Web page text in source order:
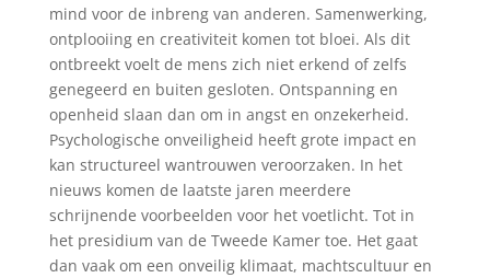
mind voor de inbreng van anderen. Samenwerking,
ontplooiing en creativiteit komen tot bloei. Als dit
ontbreekt voelt de mens zich niet erkend of zelfs
genegeerd en buiten gesloten. Ontspanning en
openheid slaan dan om in angst en onzekerheid.
Psychologische onveiligheid heeft grote impact en
kan structureel wantrouwen veroorzaken. In het
nieuws komen de laatste jaren meerdere
schrijnende voorbeelden voor het voetlicht. Tot in
het presidium van de Tweede Kamer toe. Het gaat
dan vaak om een onveilig klimaat, machtscultuur en